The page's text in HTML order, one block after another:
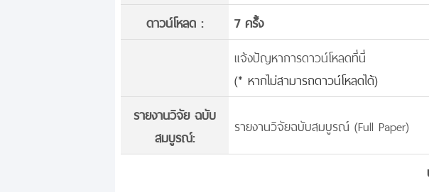
ดาวน์โหลด :
7 ครั้้ง
แจ้งปัญหาการดาวน์โหลดที่นี่
(* หากไม่สามารถดาวน์โหลดได้)
รายงานวิจัย ฉบับ
สมบูรณ์:
รายงานวิจัยฉบับสมบูรณ์ (Full Paper)